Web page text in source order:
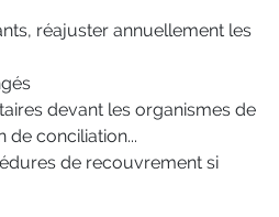
réajuster annuellement les
devant les organismes de
conciliation...
de recouvrement si